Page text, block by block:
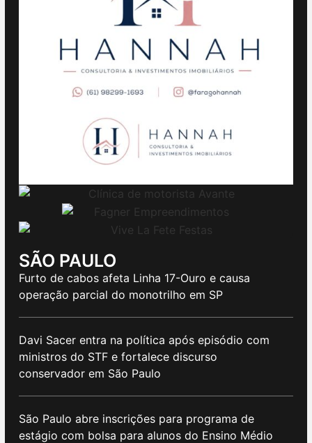
SÃO PAULO
Furto de cabos afeta Linha 17-Ouro e causa
operação parcial do monotrilho em SP
Davi Sacer entra na política após episódio com
ministros do STF e fortalece discurso
conservador em São Paulo
São Paulo abre inscrições para programa de
estágio com bolsa para alunos do Ensino Médio